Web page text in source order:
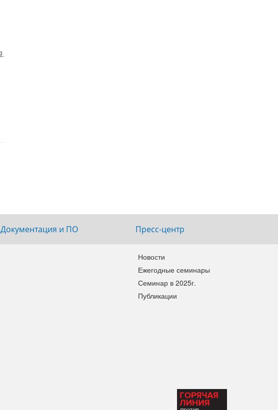
Документация и ПО Пресс-центр
Новости
Ежегодные семинары
Семинар в 2025г.
Публикации